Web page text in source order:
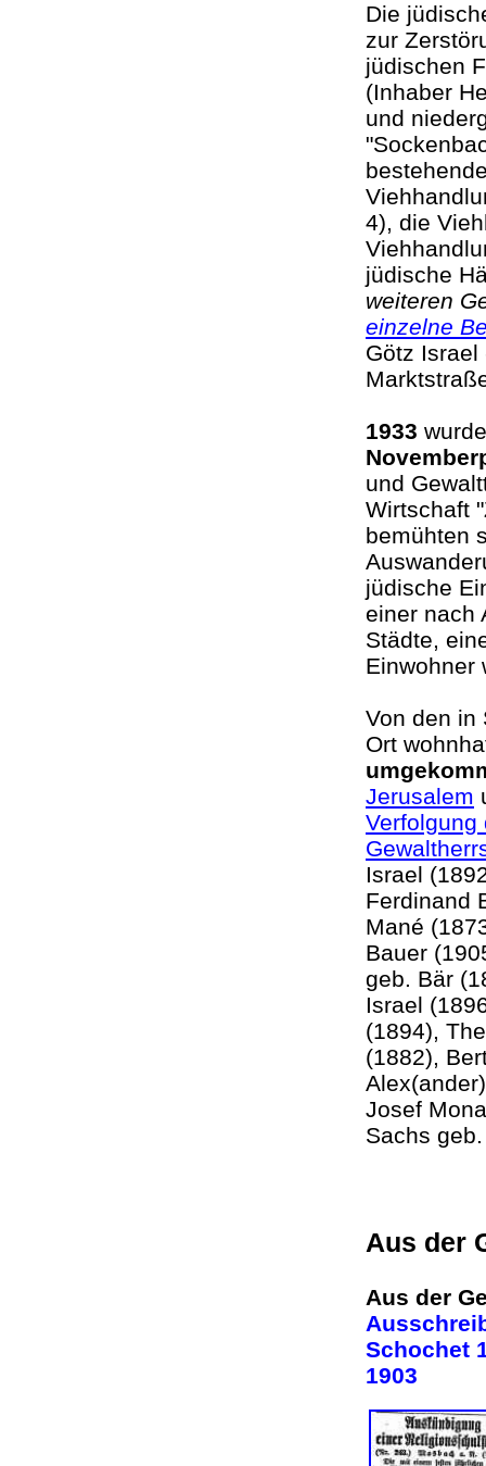
Die
zur
jüdischen
(Inhaber
und
4), die
jüdische
weiteren
einzelne
Götz
1933
und
Wirtschaft
bemühten
jüdische
einer nach
Städte,
Einwohner
Von den in
Ort
Jerusalem
Verfolgung
Israel
Ferdinand
Mané
Bauer
geb. Bär
Israel
(1894),
(1882),
Josef
Sachs
Aus der
Aus der
Schochet
1903